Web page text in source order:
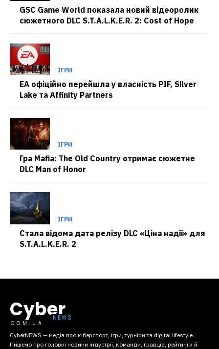
GSC Game World показала новий відеоролик
сюжетного DLC S.T.A.L.K.E.R. 2: Cost of Hope
ІГРИ
EA офіційно перейшла у власність PIF, Silver
Lake та Affinity Partners
ІГРИ
Гра Mafia: The Old Country отримає сюжетне
DLC Man of Honor
ІГРИ
Стала відома дата релізу DLC «Ціна надії» для
S.T.A.L.K.E.R. 2
Cyber
COM.UA
CyberNEWS — медіа про кіберспорт, ігри, турніри та digital lifestyle.
Пишемо про головні новини індустрії, команди, гравців, рейтинги й